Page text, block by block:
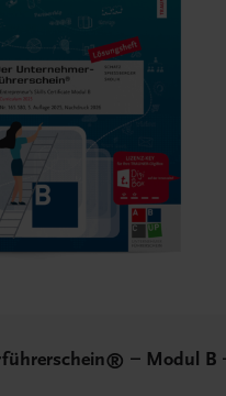
– Modul B